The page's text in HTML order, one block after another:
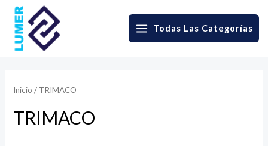
Skip
content
Todas Las Categorías
Inicio / TRIMACO
TRIMACO